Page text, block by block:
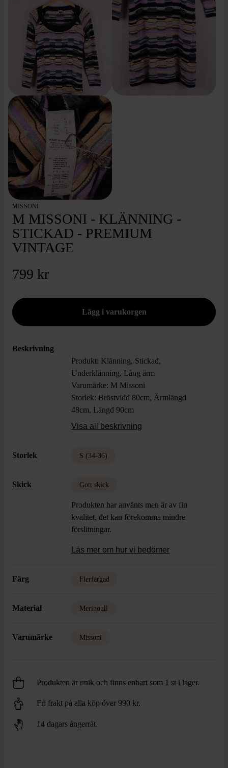
MISSONI
M MISSONI - KLÄNNING -
STICKAD - PREMIUM
VINTAGE
799 kr
Beskrivning
Produkt: Klänning, Stickad,
Underklänning, Lång ärm
Varumärke: M Missoni
Storlek: Bröstvidd 80cm, Ärmlängd
48cm, Längd 90cm
Färg: Svart, Lila, Aprikos
Skick: Gott Skick
Visa all beskrivning
Storlek S (34-36)
Skick Gott skick
Produkten har använts men är av fin
kvalitet, det kan förekomma mindre
förslitningar.
Läs mer om hur vi bedömer
Färg Flerfärgad
Material Merinoull
Varumärke Missoni
Produkten är unik och finns enbart som 1 st i lager.
Fri frakt på alla köp över 990 kr.
14 dagars ångerrät.